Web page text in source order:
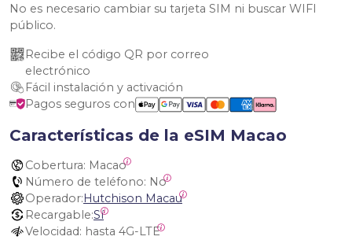
No es necesario cambiar su tarjeta SIM ni buscar WIFI
público.
Recibe el código QR por correo
electrónico
Fácil instalación y activación
Pagos seguros con
Características de la eSIM Macao
Cobertura: Macao
Número de teléfono: No
Operador:Hutchison Macau
Recargable:Sí
Velocidad: hasta 4G-LTE